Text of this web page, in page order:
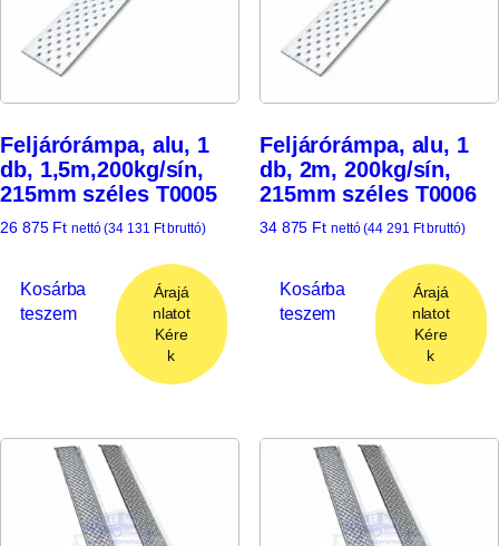
Feljárórámpa, alu, 1
db, 1,5m,200kg/sín,
215mm széles T0005
26 875 Ft nettó (34 131 Ftbruttó)
Kosárba
teszem
Árajá
nlatot
Kére
k
Feljárórámpa, alu, 1
db, 2m, 200kg/sín,
215mm széles T0006
34 875 Ft nettó (44 291 Ftbruttó)
Kosárba
teszem
Árajá
nlatot
Kére
k